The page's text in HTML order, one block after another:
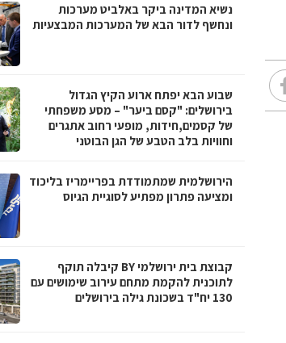
נשיא המדינה ביקר באלביט מערכות
ונחשף לדור הבא של המערכות המבצעיות
שבוע הבא יפתח ארוע הקיץ הגדול
בירושלים: "קסם ביער" – מסע משפחתי
של קסמים,חידות, מופעי רחוב אתגרים
וחוויות בלב הטבע של הגן הבוטני
הירושלמית שמתמודדת בפריימריז בליכוד
ומציעה פתרון מפתיע לסוגיית הגיוס
קבוצת בית ירושלמי BY קיבלה תוקף
לתוכנית להקמת מתחם עירוב שימושים עם
130 יח"ד בשכונת גילה בירושלים